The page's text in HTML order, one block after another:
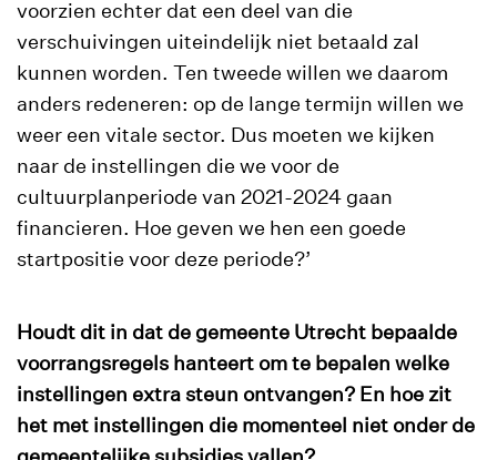
voorzien echter dat een deel van die
verschuivingen uiteindelijk niet betaald zal
kunnen worden. Ten tweede willen we daarom
anders redeneren: op de lange termijn willen we
weer een vitale sector. Dus moeten we kijken
naar de instellingen die we voor de
cultuurplanperiode van 2021-2024 gaan
financieren. Hoe geven we hen een goede
startpositie voor deze periode?’
Houdt dit in dat de gemeente Utrecht bepaalde
voorrangsregels hanteert om te bepalen welke
instellingen extra steun ontvangen? En hoe zit
het met instellingen die momenteel niet onder de